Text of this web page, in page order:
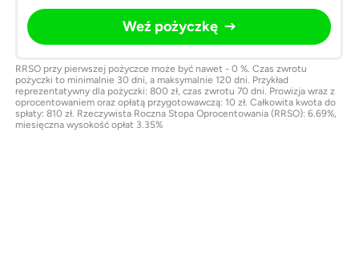
Weź pożyczkę
RRSO przy pierwszej pożyczce może być nawet - 0 %. Czas zwrotu
pożyczki to minimalnie 30 dni, a maksymalnie 120 dni. Przykład
reprezentatywny dla pożyczki: 800 zł, czas zwrotu 70 dni. Prowizja wraz z
oprocentowaniem oraz opłatą przygotowawczą: 10 zł. Całkowita kwota do
spłaty: 810 zł. Rzeczywista Roczna Stopa Oprocentowania (RRSO): 6.69%,
miesięczna wysokość opłat 3.35%